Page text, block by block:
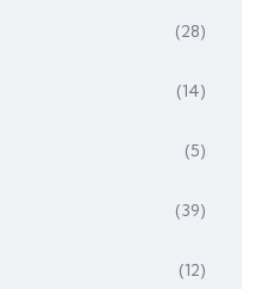
(28)
(14)
(5)
(39)
(12)